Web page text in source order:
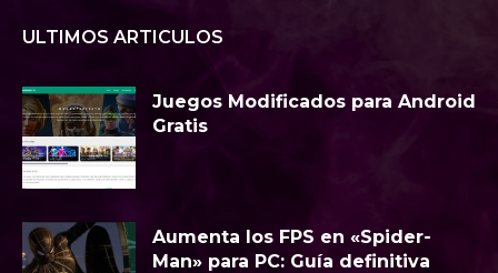
ULTIMOS ARTICULOS
Juegos Modificados para Android
Gratis
Aumenta los FPS en «Spider-
Man» para PC: Guía definitiva